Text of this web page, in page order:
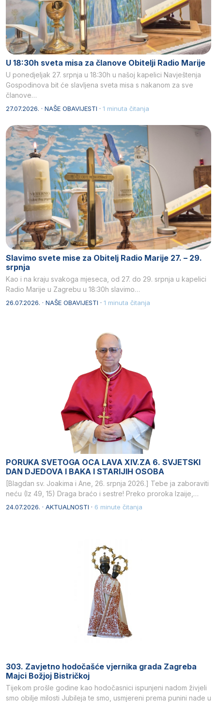
U 18:30h sveta misa za članove Obitelji Radio Marije
U ponedjeljak 27. srpnja u 18:30h u našoj kapelici Navještenja
Gospodinova bit će slavljena sveta misa s nakanom za sve
članove…
27.07.2026. · NAŠE OBAVIJESTI · 1 minuta čitanja
Slavimo svete mise za Obitelj Radio Marije 27. – 29.
srpnja
Kao i na kraju svakoga mjeseca, od 27. do 29. srpnja u kapelici
Radio Marije u Zagrebu u 18:30h slavimo…
26.07.2026. · NAŠE OBAVIJESTI · 1 minuta čitanja
PORUKA SVETOGA OCA LAVA XIV.ZA 6. SVJETSKI
DAN DJEDOVA I BAKA I STARIJIH OSOBA
[Blagdan sv. Joakima i Ane, 26. srpnja 2026.] Tebe ja zaboraviti
neću (Iz 49, 15) Draga braćo i sestre! Preko proroka Izaije,…
24.07.2026. · AKTUALNOSTI · 6 minute čitanja
303. Zavjetno hodočašće vjernika grada Zagreba
Majci Božjoj Bistričkoj
Tijekom prošle godine kao hodočasnici ispunjeni nadom živjeli
smo obilje milosti Jubileja te smo, usmjereni prema punini nade u